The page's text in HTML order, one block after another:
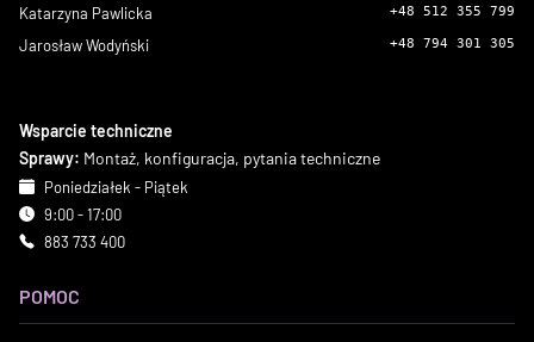
Katarzyna Pawlicka +48 512 355 799
Jarosław Wodyński +48 794 301 305
Wsparcie techniczne
Sprawy: Montaż, konfiguracja, pytania techniczne
Poniedziałek - Piątek
9:00 - 17:00
883 733 400
POMOC